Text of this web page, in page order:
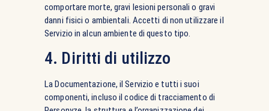
comportare morte, gravi lesioni personali o gravi
danni fisici o ambientali. Accetti di non utilizzare il
Servizio in alcun ambiente di questo tipo.
4. Diritti di utilizzo
La Documentazione, il Servizio e tutti i suoi
componenti, incluso il codice di tracciamento di